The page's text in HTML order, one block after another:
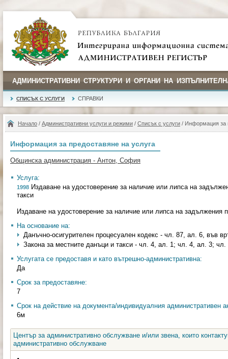
АДМИНИСТРАТИВНИ СТРУКТУРИ И ОРГАНИ НА
СПИСЪК С УСЛУГИ СПРАВКИ
Начало / Административни услуги и режими / Списък с услуги / Информация за
Информация за предоставяне на услуга
Общинска администрация - Антон, София
Услуга:
1998 Издаване на удостоверение за наличие или липса на
такси
Издаване на удостоверение за наличие или липса на задължения
На основание на:
Данъчно-осигурителен процесуален кодекс - чл. 87, ал. 6, във
Закона за местните данъци и такси - чл. 4, ал. 1; чл. 4, ал. 3;
Услугата се предоставя и като вътрешно-административна:
Да
Срок за предоставяне:
7
Срок на действие на документа/индивидуалния административен
6м
Център за административно обслужване и/или звена, които
административно обслужване